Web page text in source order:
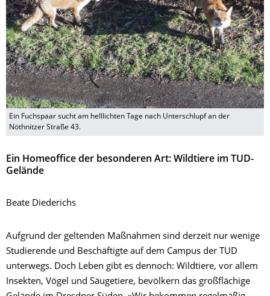
Ein Fuchspaar sucht am helllichten Tage nach Unterschlupf an der
Nöthnitzer Straße 43.
Ein Homeoffice der besonderen Art: Wildtiere im TUD-
Gelände
Beate Diederichs
Aufgrund der geltenden Maßnahmen sind derzeit nur wenige
Studierende und Beschäftigte auf dem Campus der TUD
unterwegs. Doch Leben gibt es dennoch: Wildtiere, vor allem
Insekten, Vögel und Säugetiere, bevölkern das großflächige